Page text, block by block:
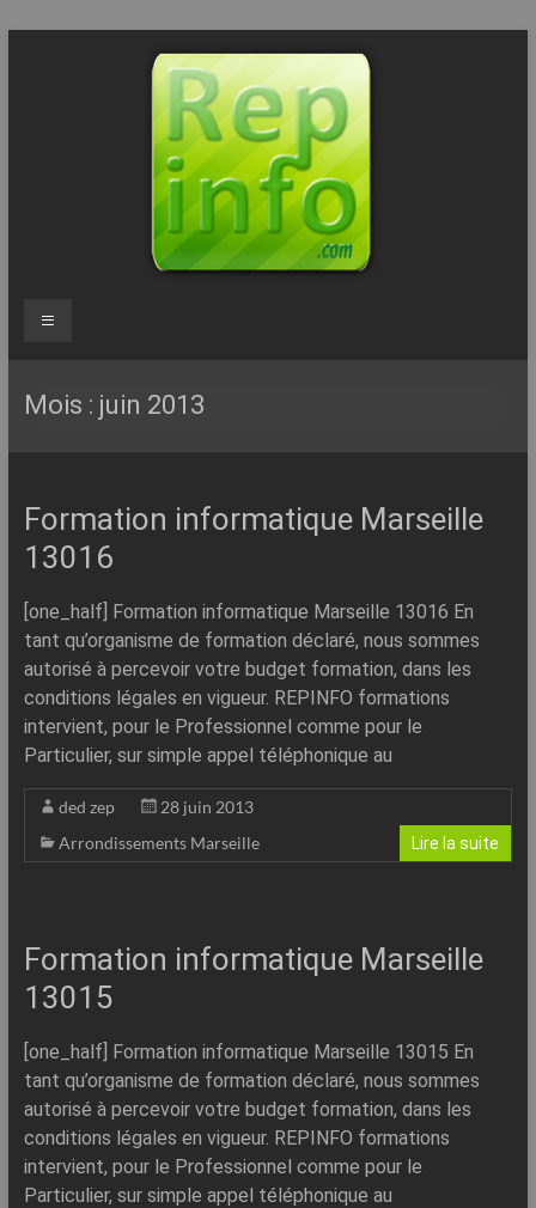
Repinfo.com
Formation
–
–
l’Informatique
Expliquée
Menu
Mois : juin 2013
Formation informatique Marseille
13016
[one_half] Formation informatique Marseille 13016 En
tant qu’organisme de formation déclaré, nous sommes
autorisé à percevoir votre budget formation, dans les
conditions légales en vigueur. REPINFO formations
intervient, pour le Professionnel comme pour le
Particulier, sur simple appel téléphonique au
ded zep
28 juin 2013
Arrondissements Marseille
Lire la suite
Formation informatique Marseille
13015
[one_half] Formation informatique Marseille 13015 En
tant qu’organisme de formation déclaré, nous sommes
autorisé à percevoir votre budget formation, dans les
conditions légales en vigueur. REPINFO formations
intervient, pour le Professionnel comme pour le
Particulier, sur simple appel téléphonique au